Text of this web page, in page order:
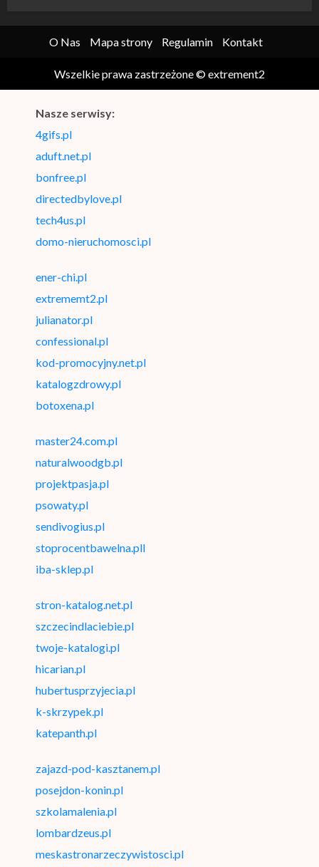
O Nas Mapa strony Regulamin Kontakt
Wszelkie prawa zastrzeżone © extrement2
Nasze serwisy:
4gifs.pl
aduft.net.pl
bonfree.pl
directedbylove.pl
tech4us.pl
domo-nieruchomosci.pl
ener-chi.pl
extrememt2.pl
julianator.pl
confessional.pl
kod-promocyjny.net.pl
katalogzdrowy.pl
botoxena.pl
master24.com.pl
naturalwoodgb.pl
projektpasja.pl
psowaty.pl
sendivogius.pl
stoprocentbawelna.pll
iba-sklep.pl
stron-katalog.net.pl
szczecindlaciebie.pl
twoje-katalogi.pl
hicarian.pl
hubertusprzyjecia.pl
k-skrzypek.pl
katepanth.pl
zajazd-pod-kasztanem.pl
posejdon-konin.pl
szkolamalenia.pl
lombardzeus.pl
meskastronarzeczywistosci.pl